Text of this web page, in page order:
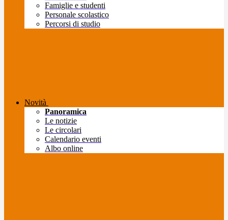
Famiglie e studenti
Personale scolastico
Percorsi di studio
Novità
Panoramica
Le notizie
Le circolari
Calendario eventi
Albo online